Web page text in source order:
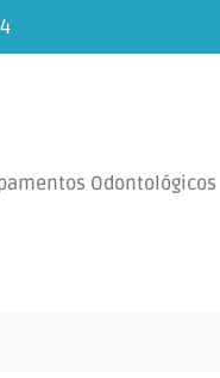
Odontológicos